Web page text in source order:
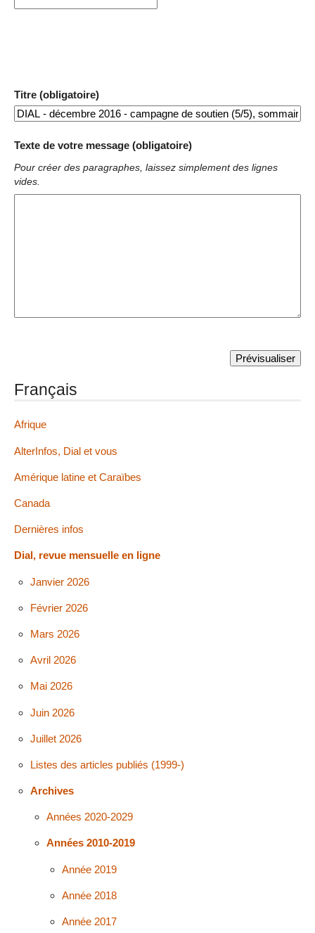
Titre (obligatoire)
Texte de votre message (obligatoire)
Pour créer des paragraphes, laissez simplement des lignes
vides.
Français
Afrique
AlterInfos, Dial et vous
Amérique latine et Caraïbes
Canada
Dernières infos
Dial, revue mensuelle en ligne
Janvier 2026
Février 2026
Mars 2026
Avril 2026
Mai 2026
Juin 2026
Juillet 2026
Listes des articles publiés (1999-)
Archives
Années 2020-2029
Années 2010-2019
Année 2019
Année 2018
Année 2017